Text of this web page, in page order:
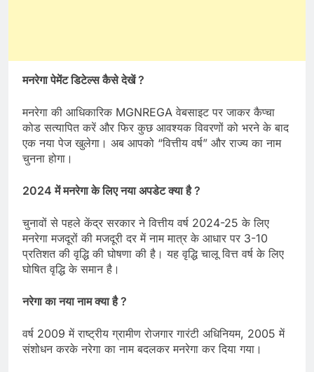
मनरेगा पेमेंट डिटेल्स कैसे देखें ?
मनरेगा की आधिकारिक MGNREGA वेबसाइट पर जाकर कैप्चा
कोड सत्यापित करें और फिर कुछ आवश्यक विवरणों को भरने के बाद
एक नया पेज खुलेगा। अब आपको “वित्तीय वर्ष” और राज्य का नाम
चुनना होगा।
2024 में मनरेगा के लिए नया अपडेट क्या है ?
चुनावों से पहले केंद्र सरकार ने वित्तीय वर्ष 2024-25 के लिए
मनरेगा मजदूरों की मजदूरी दर में नाम मात्र के आधार पर 3-10
प्रतिशत की वृद्धि की घोषणा की है। यह वृद्धि चालू वित्त वर्ष के लिए
घोषित वृद्धि के समान है।
नरेगा का नया नाम क्या है ?
वर्ष 2009 में राष्ट्रीय ग्रामीण रोजगार गारंटी अधिनियम, 2005 में
संशोधन करके नरेगा का नाम बदलकर मनरेगा कर दिया गया।